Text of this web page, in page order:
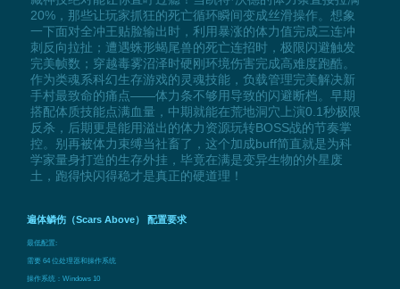
20%，那些让玩家抓狂的死亡循环瞬间变成丝滑操作。想象
一下面对全冲王贴脸输出时，利用暴涨的体力值完成三连冲
刺反向拉扯；遭遇蛛形蝎尾兽的死亡连招时，极限闪避触发
完美帧数；穿越毒雾沼泽时硬刚环境伤害完成高难度跑酷。
作为类魂系科幻生存游戏的灵魂技能，负载管理完美解决新
手村最致命的痛点——体力条不够用导致的闪避断档。早期
搭配体质技能点满血量，中期就能在荒地洞穴上演0.1秒极限
反杀，后期更是能用溢出的体力资源玩转BOSS战的节奏掌
控。别再被体力束缚当社畜了，这个加成buff简直就是为科
学家量身打造的生存外挂，毕竟在满是变异生物的外星废
土，跑得快闪得稳才是真正的硬道理！
遍体鳞伤（Scars Above） 配置要求
最低配置:
需要 64 位处理器和操作系统
操作系统：Windows 10